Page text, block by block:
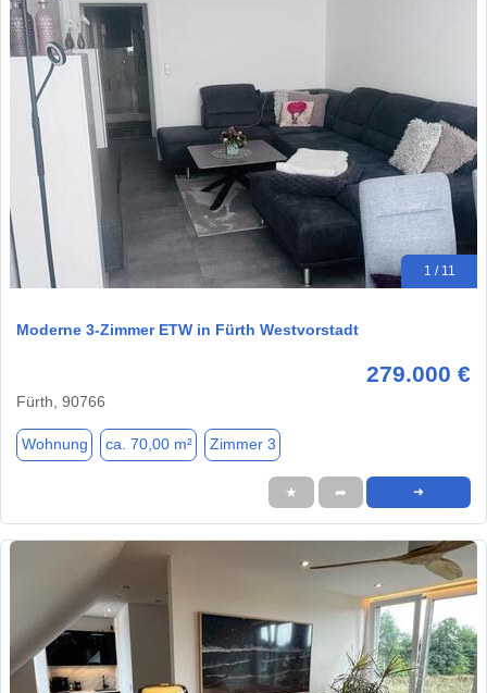
1 / 11
Moderne 3-Zimmer ETW in Fürth Westvorstadt
279.000 €
Fürth, 90766
Wohnung ca. 70,00 m² Zimmer 3
★ ➦ ➜